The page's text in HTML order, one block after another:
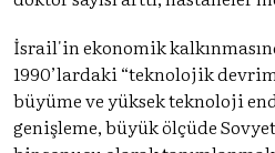
İsrail'in ekonomik
1990’lardaki “teknolojik
büyüme ve yüksek teknoloji
genişleme, büyük ölçüde